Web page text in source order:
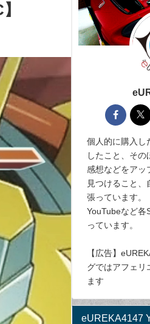
個人的に購入し
したこと、そ
感想などをアッ
見つけること
張っています。
YouTubeなど各
っています。
【広告】
グではアフェリ
ます
eUREKA4147